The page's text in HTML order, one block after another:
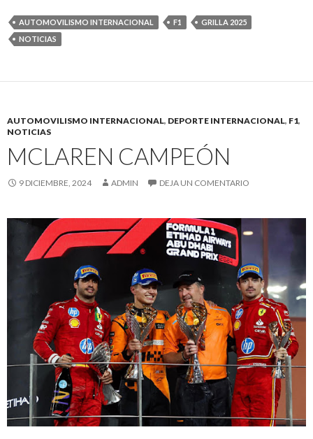
AUTOMOVILISMO INTERNACIONAL F1
GRILLA 2025
NOTICIAS
AUTOMOVILISMO INTERNACIONAL, DEPORTE INTERNACIONAL, F1,
NOTICIAS
MCLAREN CAMPEÓN
9 DICIEMBRE, 2024 ADMIN DEJA UN COMENTARIO